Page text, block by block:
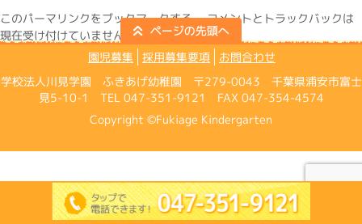
このパーマリンクをブックマークする。 コメントとトラックバックは
現在受け付けていません。
園児募集
採用募集要項
お問合わせ
学校法人川見学園 ふきあげ幼稚園 〒279-0043 千葉県浦安市富士
見5-10-1 TEL 047-351-9121 FAX 047-354-4574
Copyright ©Fukiage Kindergarten